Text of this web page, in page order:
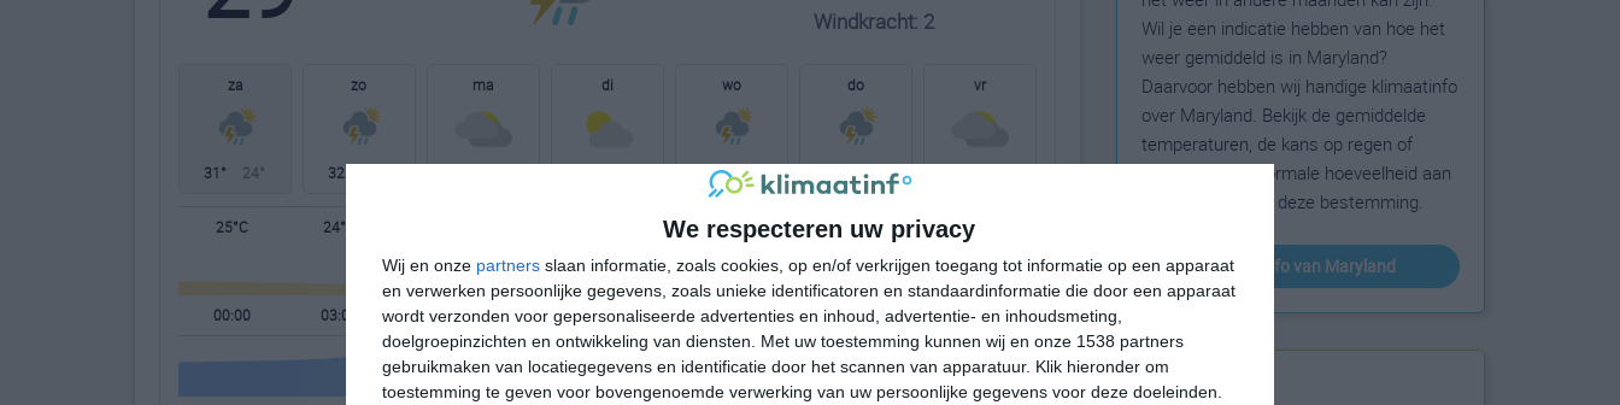
We respecteren uw privacy
Wij en onze partners slaan informatie, zoals cookies, op en/of verkrijgen toegang tot informatie op een apparaat
en verwerken persoonlijke gegevens, zoals unieke identificatoren en standaardinformatie die door een apparaat
wordt verzonden voor gepersonaliseerde advertenties en inhoud, advertentie- en inhoudsmeting,
doelgroepinzichten en ontwikkeling van diensten.
Met uw toestemming kunnen wij en onze 1538 partners
gebruikmaken van locatiegegevens en identificatie door het scannen van apparatuur. Klik hieronder om
toestemming te geven voor bovengenoemde verwerking van uw persoonlijke gegevens voor deze doeleinden.
Windkracht: 2
za
31° 24°
zo
32°
ma di wo
33° 23°
do
22°
vr
25°C 24°C 30°C 31°C 30°C 27°C
00:00 03:00 06:00 09:00 12:00 15:00 18:00 21:00
Wil je een indicatie hebben van hoe het
weer gemiddeld is in Maryland?
Daarvoor hebben wij handige klimaatinfo
over Maryland. Bekijk de gemiddelde
temperaturen, de kans op regen of
sneeuw en de normale hoeveelheid aan
zonneschijn voor deze bestemming.
klimaatinfo van Maryland
Beste reistijd